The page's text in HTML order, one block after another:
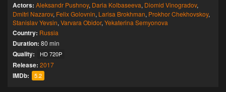
Actors: Aleksandr Pushnoy, Daria Kolbaseeva, Diomid Vinogradov,
Dmitri Nazarov, Felix Golovnin, Larisa Brokhman, Prokhor Chekhovskoy,
Stanislav Yevsin, Varvara Obidor, Yekaterina Semyonova
Country: Russia
Duration: 80 min
Quality: HD 720P
Release: 2017
IMDb: 5.2